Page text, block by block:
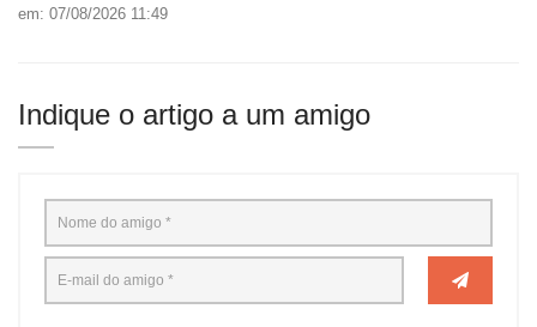
em: 07/08/2026 11:49
Indique o artigo a um amigo